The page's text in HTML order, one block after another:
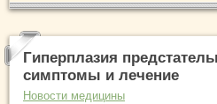
Гиперплазия
симптомы и лечение
Новости медицины